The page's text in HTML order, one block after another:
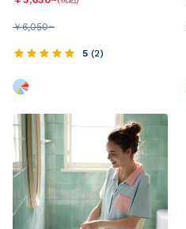
￥6,050~
5 (2)